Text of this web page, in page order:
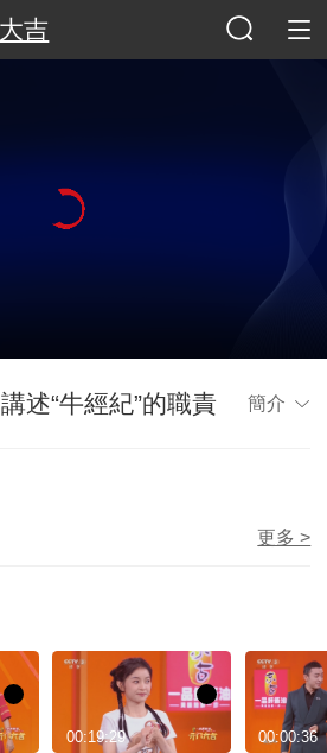
吉
述“牛經紀”的職責 簡介
更多 >
00:19:29 00:00:36